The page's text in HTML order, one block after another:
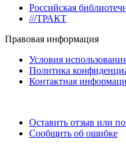
Российская
///ТРАКТ
Правовая информация
Условия
Политика
Контактная
Оставить отзыв или
Сообщить об ошибке